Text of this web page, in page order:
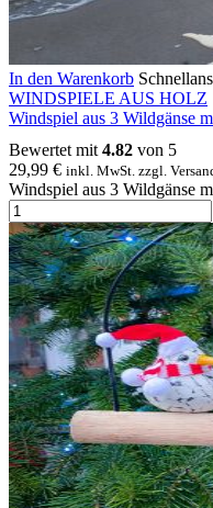
In den Warenkorb
WINDSPIELE AUS HOLZ
Windspiel aus 3 Wildgänse
Bewertet mit 4.82 von 5
29,99 € inkl. MwSt. zzgl.
Windspiel aus 3 Wildgänse